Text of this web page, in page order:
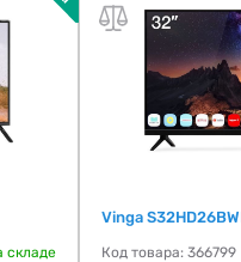
складе
Vinga
Код товара: 366799